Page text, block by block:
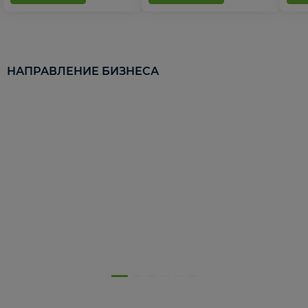
НАПРАВЛЕНИЕ БИЗНЕСА